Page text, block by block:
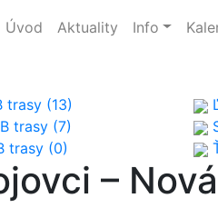
Úvod Aktuality Info
trasy (13)
trasy (7)
trasy (0)
–